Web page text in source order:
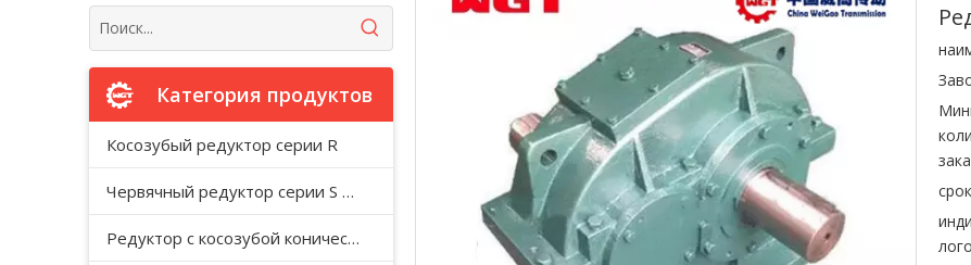
Категория продуктов
Косозубый редуктор серии R
Червячный редуктор серии S с косозубой передачей
Редуктор с косозубой конической передачей серии K